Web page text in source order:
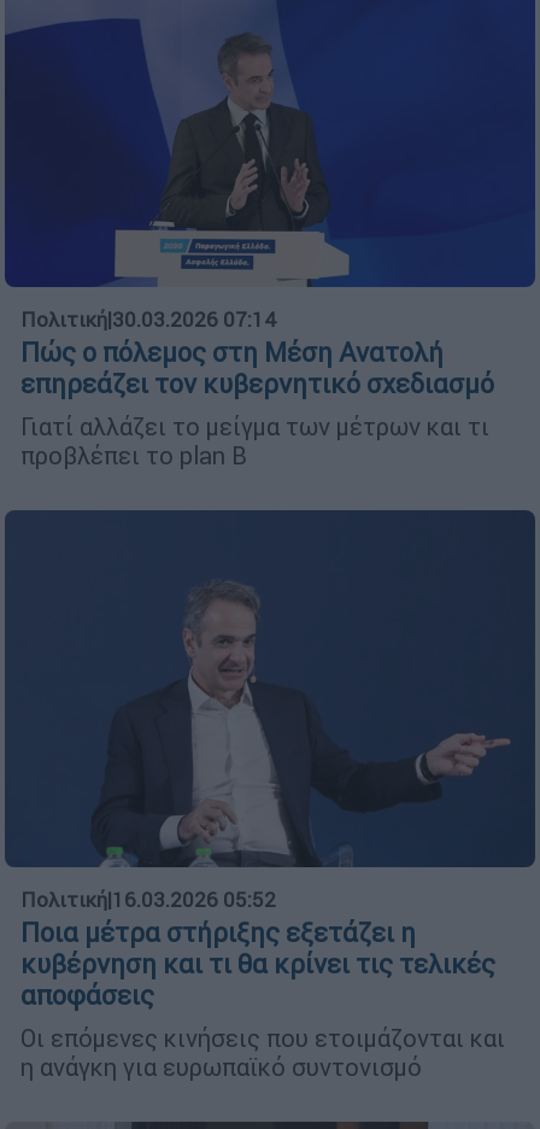
Πολιτική|30.03.2026 07:14
Πώς ο πόλεμος στη Μέση Ανατολή
επηρεάζει τον κυβερνητικό σχεδιασμό
Γιατί αλλάζει το μείγμα των μέτρων και τι
προβλέπει το plan B
Πολιτική|16.03.2026 05:52
Ποια μέτρα στήριξης εξετάζει η
κυβέρνηση και τι θα κρίνει τις τελικές
αποφάσεις
Οι επόμενες κινήσεις που ετοιμάζονται και
η ανάγκη για ευρωπαϊκό συντονισμό